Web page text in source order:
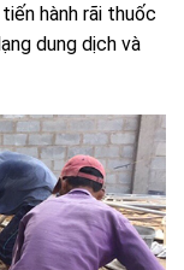
hành rãi thuốc
dung dịch và